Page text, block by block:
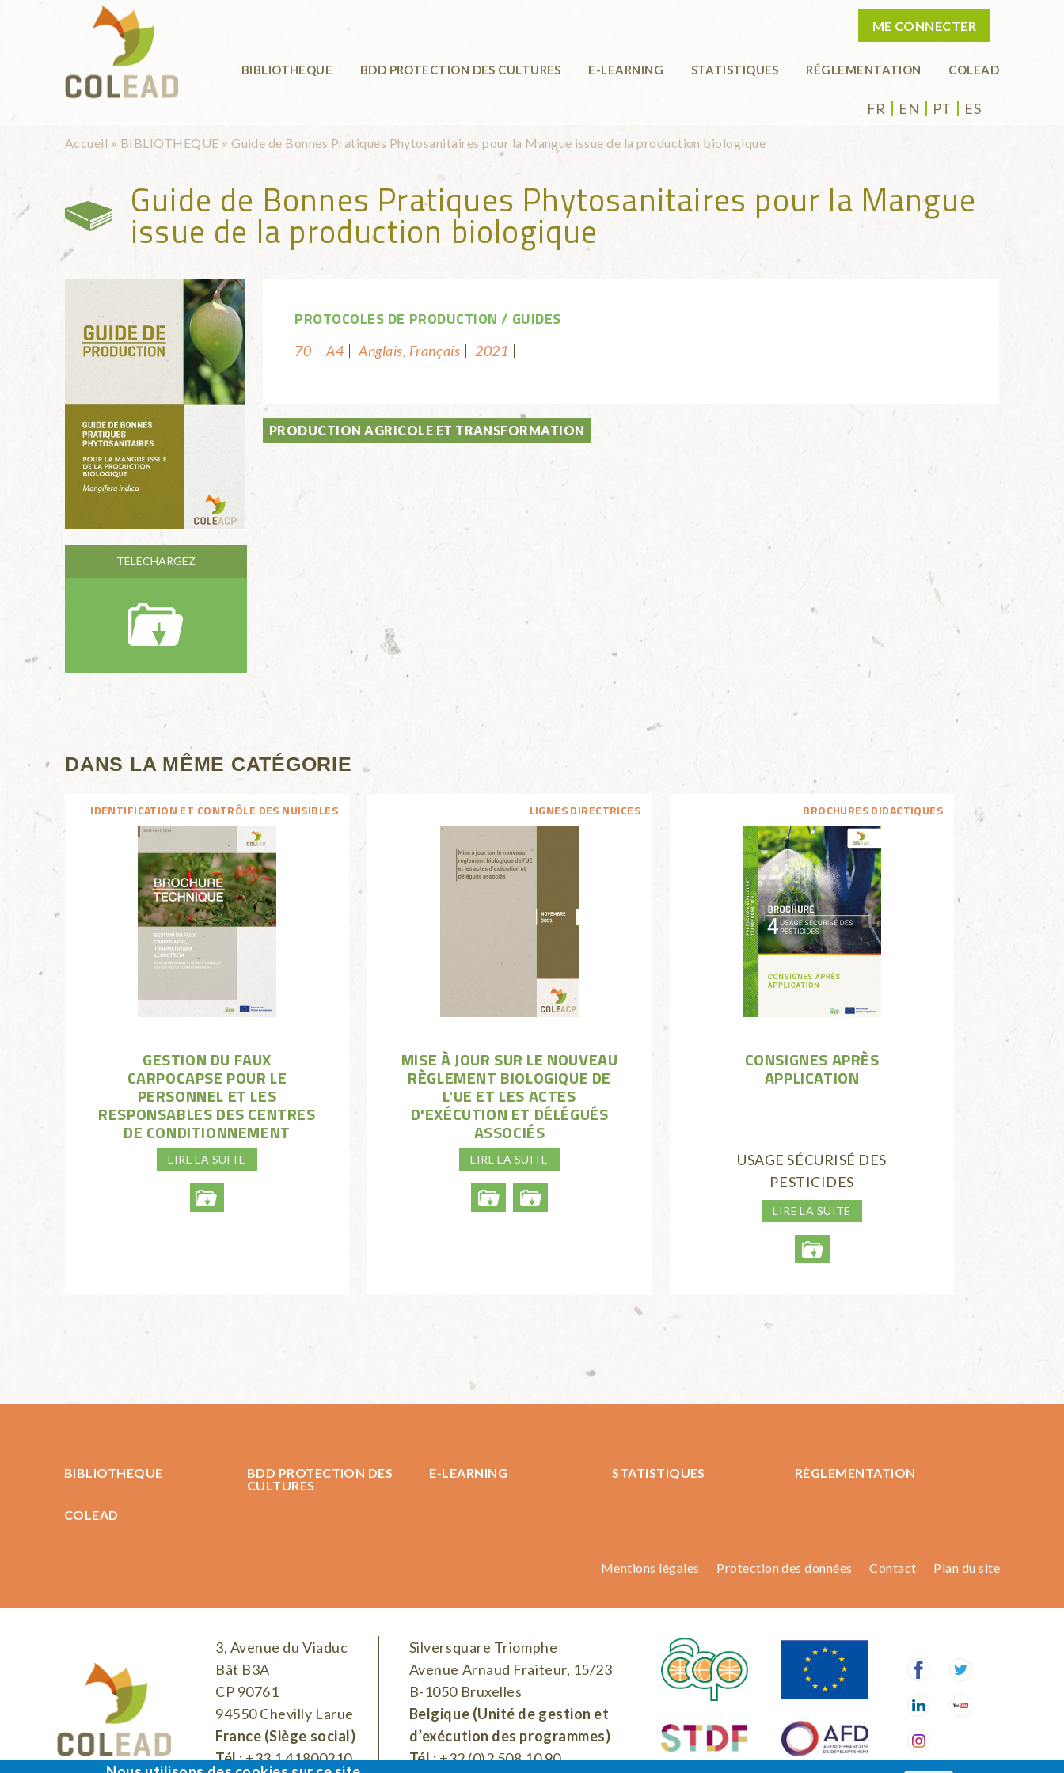
Aller au contenu principal
ME CONNECTER
BIBLIOTHEQUE BDD PROTECTION DES CULTURES E-LEARNING STATISTIQUES RÉGLEMENTATION COLEAD
FR EN PT ES
Vous êtes ici
Accueil » BIBLIOTHEQUE »Guide de Bonnes Pratiques Phytosanitaires pour la Mangue issue de la production biologique
Guide de Bonnes Pratiques Phytosanitaires pour la Mangue
issue de la production biologique
PROTOCOLES DE PRODUCTION GUIDES
70 A4 Anglais, Français 2021
PRODUCTION AGRICOLE ET TRANSFORMATION
DANS LA MÊME CATÉGORIE
IDENTIFICATION ET CONTRÔLE DES NUISIBLES
GESTION DU FAUX
CARPOCAPSE POUR LE
PERSONNEL ET LES
RESPONSABLES DES CENTRES
DE CONDITIONNEMENT
LIRE LA SUITE
LIGNES DIRECTRICES
MISE À JOUR SUR LE NOUVEAU
RÈGLEMENT BIOLOGIQUE DE
L'UE ET LES ACTES
D'EXÉCUTION ET DÉLÉGUÉS
ASSOCIÉS
LIRE LA SUITE
BROCHURES DIDACTIQUES
CONSIGNES APRÈS
APPLICATION
USAGE SÉCURISÉ DES
PESTICIDES
LIRE LA SUITE
BIBLIOTHEQUE
BDD PROTECTION DES
CULTURES
E-LEARNING STATISTIQUES RÉGLEMENTATION
COLEAD
Mentions légales Protection des données Contact Plan du site
3, Avenue du Viaduc
Bât B3A
CP 90761
94550 Chevilly Larue
France (Siège social)
Tél :+33 1 41800210
Silversquare Triomphe
Avenue Arnaud Fraiteur, 15/23
B-1050 Bruxelles
Belgique (Unité de gestion et
d’exécution des programmes)
Tél :+32 (0)2 508 10 90